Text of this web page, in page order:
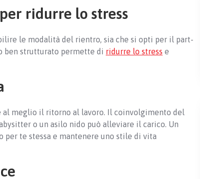
ridurre lo stress
le modalità del rientro, sia che si opti per il part-
ben strutturato permette di ridurre lo stress e
al meglio il ritorno al lavoro. Il coinvolgimento del
o un asilo nido può alleviare il carico. Un
te stessa e mantenere uno stile di vita